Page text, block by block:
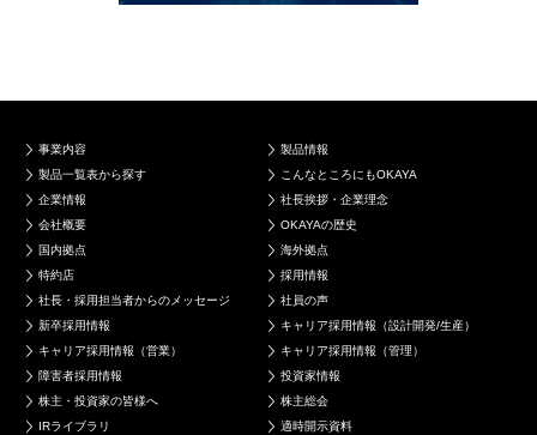
事業内容
製品情報
製品一覧表から探す
こんなところにもOKAYA
企業情報
社長挨拶・企業理念
会社概要
OKAYAの歴史
国内拠点
海外拠点
特約店
採用情報
社長・採用担当者からのメッセージ
社員の声
新卒採用情報
キャリア採用情報（設計開発/生産）
キャリア採用情報（営業）
キャリア採用情報（管理）
障害者採用情報
投資家情報
株主・投資家の皆様へ
株主総会
IRライブラリ
適時開示資料